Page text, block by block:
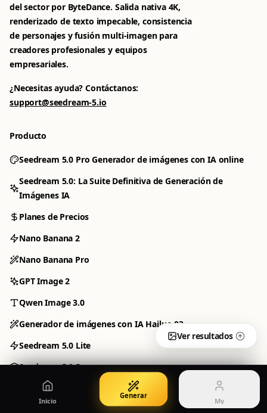
del sector por ByteDance. Salida nativa 4K,
renderizado de texto impecable, consistencia
de personajes y fusión multi-imagen para
creadores profesionales y equipos
empresariales.
¿Necesitas ayuda? Contáctanos:
support@seedream-5.io
Producto
Seedream 5.0 Pro Generador de imágenes con IA online
Seedream 5.0: La Suite Definitiva de Generación de
Imágenes IA
Planes de Precios
Nano Banana 2
Nano Banana Pro
GPT Image 2
Qwen Image 3.0
Generador de imágenes con IA Hailuo 03
Seedream 5.0 Lite
Seedream 5.0 Pro
Layer Decomposition
ALL TOOLS
Pick a tool to start generating
Fast image edits and reference workflows
View plans and credits
MY
Manage your account and history
Iniciar sesión
Sign in to your account
Inicio
Generar
My
Ver resultados